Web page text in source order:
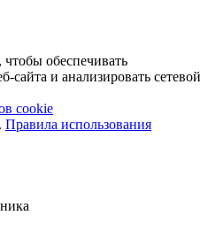
обеспечивать
сайта и анализировать сетевой
cookie
Правила использования